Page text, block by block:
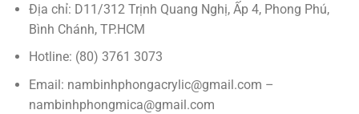
Địa chỉ: D11/312 Trịnh Quang Nghị, Ấp 4, Phong Phú,
Bình Chánh, TP.HCM
Hotline: (80) 3761 3073
Email: nambinhphongacrylic@gmail.com –
nambinhphongmica@gmail.com